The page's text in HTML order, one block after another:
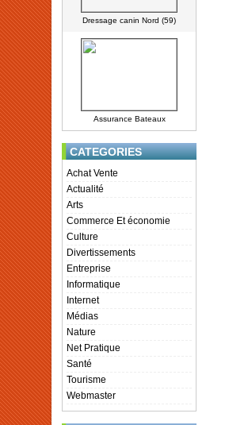
Dressage canin Nord (59)
Assurance Bateaux
CATEGORIES
Achat Vente
Actualité
Arts
Commerce Et économie
Culture
Divertissements
Entreprise
Informatique
Internet
Médias
Nature
Net Pratique
Santé
Tourisme
Webmaster